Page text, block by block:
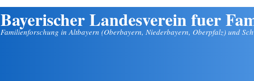
Bayerischer Landesverein fuer
Familienforschung in Altbayern (Oberbayern, Niederbayern, Oberpfalz) und